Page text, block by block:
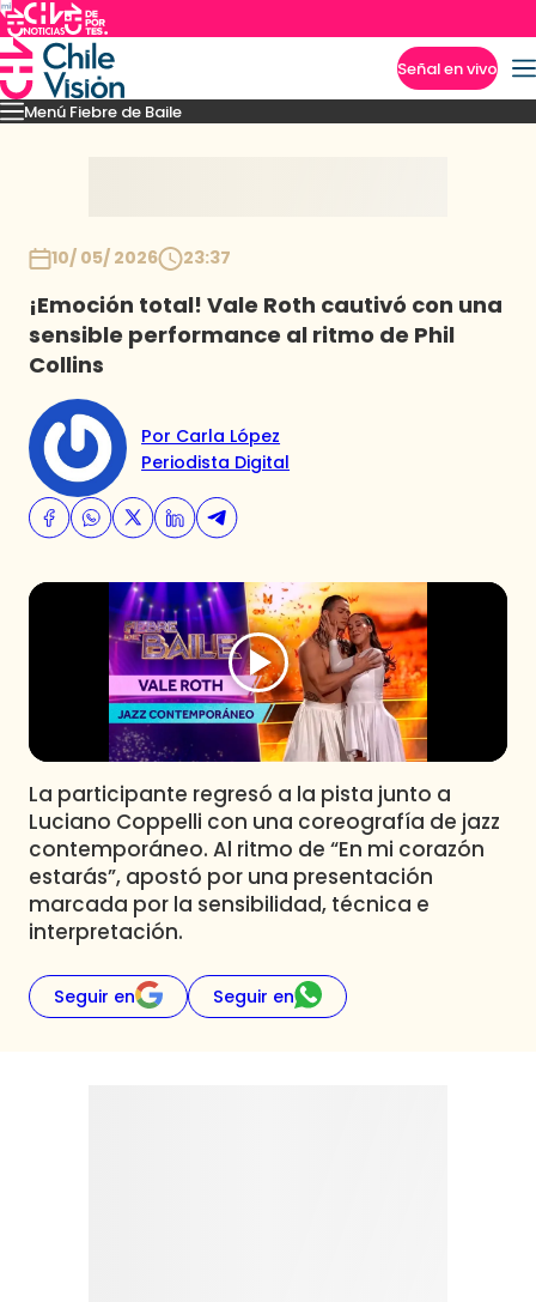
Señal en vivo
Menú Fiebre de Baile
Mejores MomentosPresentacionesEl VAR-After del baile
10/ 05/ 2026 23:37
¡Emoción total! Vale Roth cautivó con una
sensible performance al ritmo de Phil
Collins
Por Carla López
Periodista Digital
La participante regresó a la pista junto a
Luciano Coppelli con una coreografía de jazz
contemporáneo. Al ritmo de “En mi corazón
estarás”, apostó por una presentación
marcada por la sensibilidad, técnica e
interpretación.
Seguir en Seguir en
Imperdibles
Club De La Comedia
Contigo en Directo
Plan Perfecto
El Tiempo
Sabingo
Todos Los Programas